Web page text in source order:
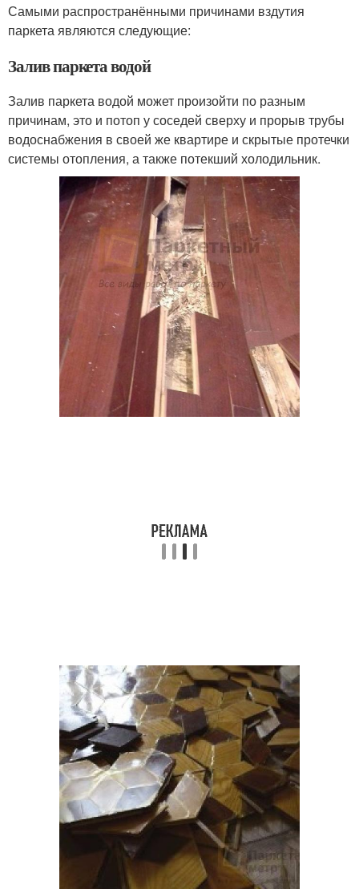
Самыми распространёнными причинами вздутия
паркета являются следующие:
Залив паркета водой
Залив паркета водой может произойти по разным
причинам, это и потоп у соседей сверху и прорыв трубы
водоснабжения в своей же квартире и скрытые протечки
системы отопления, а также потекший холодильник.